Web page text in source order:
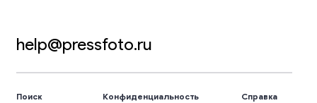
help@pressfoto.ru
Поиск Конфиденциальность Справка